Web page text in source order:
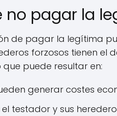
no pagar la
de pagar la legítima
forzosos tienen el
puede resultar en:
generar costes
testador y sus